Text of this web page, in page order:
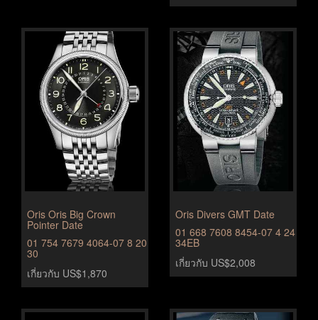
Oris Oris Big Crown
Pointer Date
01 754 7679 4064-07 8 20
30
เกี่ยวกับ US$1,870
Oris Divers GMT Date
01 668 7608 8454-07 4 24
34EB
เกี่ยวกับ US$2,008